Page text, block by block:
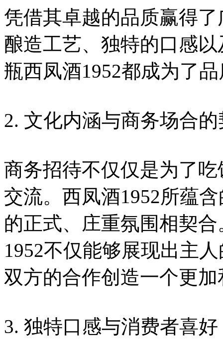
凭借其卓越的品质赢得
酿造工艺、独特的口感
瓶西凤酒1952都成为了
2. 文化内涵与商务场合
商务招待不仅仅是为了
交流。西凤酒1952所蕴
的正式、庄重氛围相契
1952不仅能够展现出主
双方的合作创造一个更
3. 独特口感与消费者喜好